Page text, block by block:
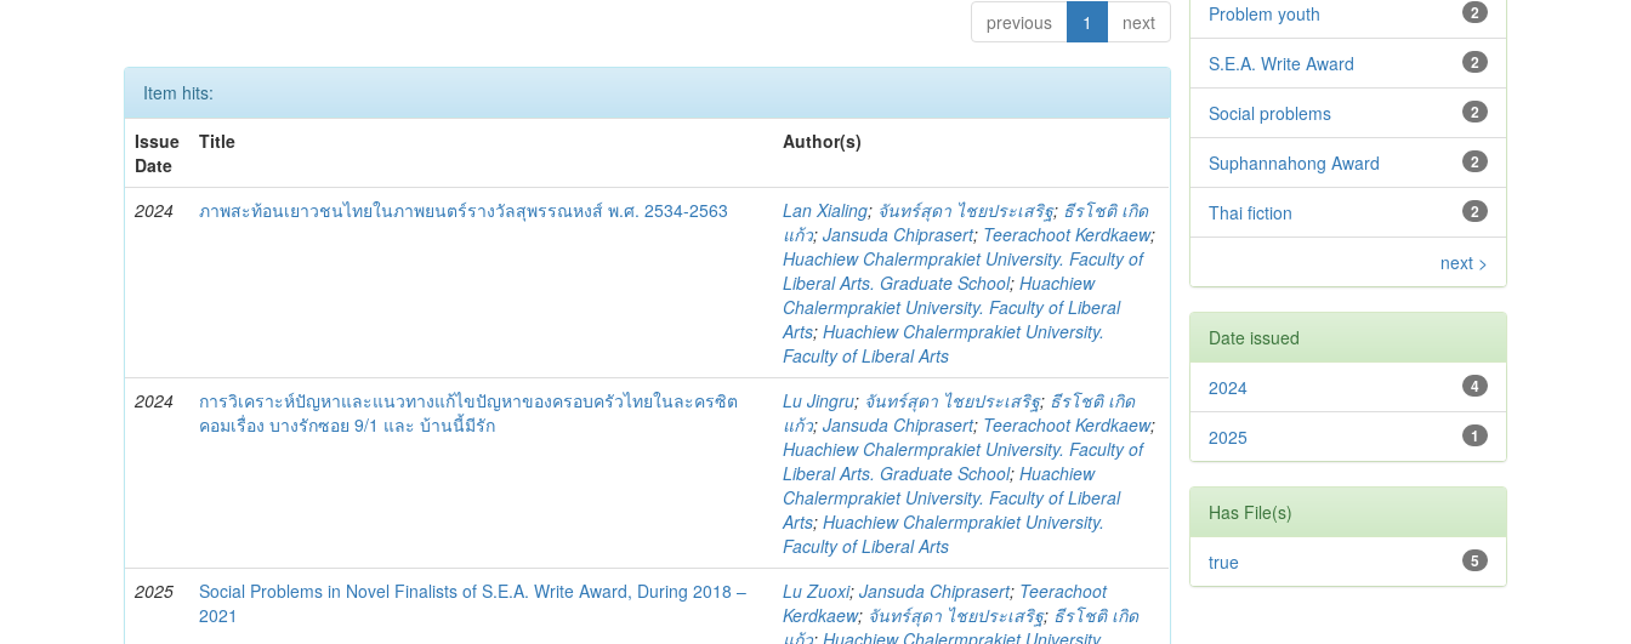
previous 1 next
Item hits:
Issue
Date
Title Author(s)
2024 ภาพสะท้อนเยาวชนไทยในภาพยนตร์รางวัลสุพรรณหงส์ พ.ศ. 2534-2563 Lan Xialing; จันทร์สุดา ไชยประเสริฐ; ธีรโชติ เกิด
แก้ว;Jansuda Chiprasert; Teerachoot Kerdkaew;
Huachiew Chalermprakiet University. Faculty of
Liberal Arts. Graduate School;Huachiew
Chalermprakiet University. Faculty of Liberal
Arts;Huachiew Chalermprakiet University.
Faculty of Liberal Arts
2024
การวิเคราะห์ปัญหาและแนวทางแก้ไขปัญหาของครอบครัวไทยในละครซิต
คอมเรื่อง บางรักซอย 9/1 และ บ้านนี้มีรัก
Lu Jingru; จันทร์สุดา ไชยประเสริฐ; ธีรโชติ เกิด
แก้ว;Jansuda Chiprasert; Teerachoot Kerdkaew;
Huachiew Chalermprakiet University. Faculty of
Liberal Arts. Graduate School;Huachiew
Chalermprakiet University. Faculty of Liberal
Arts;Huachiew Chalermprakiet University.
Faculty of Liberal Arts
2025
Social Problems in Novel Finalists of S.E.A. Write Award, During 2018 –
2021
Lu Zuoxi;Jansuda Chiprasert; Teerachoot
Kerdkaew; จันทร์สุดา ไชยประเสริฐ; ธีรโชติ เกิด
แก้ว;Huachiew Chalermprakiet University.
2
Problem youth
2
S.E.A. Write Award
2
Social problems
2
Suphannahong Award
2
Thai fiction
next >
Date issued
4
2024
1
2025
Has File(s)
5
true